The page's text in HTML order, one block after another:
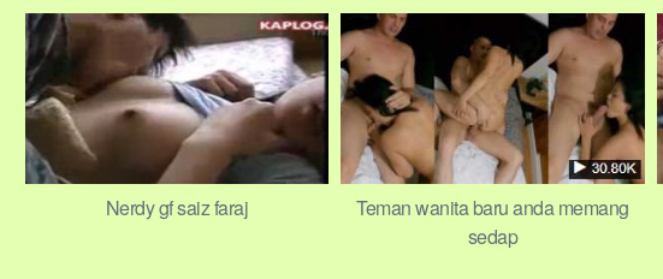
Nerdy gf saiz faraj
Teman wanita baru anda memang
sedap